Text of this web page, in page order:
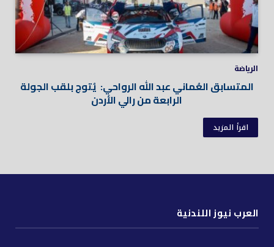
الرياضة
المتسابق العُماني عبد الله الرواحي: يُتوج بلقب الجولة
الرابعة من رالي الأردن
اقرأ المزيد
العرب نيوز اللندنية